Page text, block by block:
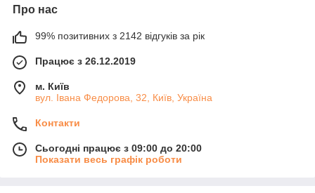
Про нас
99% позитивних з 2142 відгуків за рік
Працює з 26.12.2019
м. Київ
вул. Івана Федорова, 32, Київ, Україна
Контакти
Сьогодні працює з 09:00 до 20:00
Показати весь графік роботи